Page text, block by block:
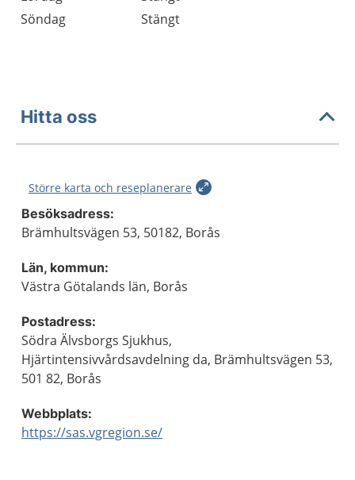
Söndag
Stängt
Hitta oss
Större karta och reseplanerare
Besöksadress:
Brämhultsvägen 53, 50182, Borås
Län, kommun:
Västra Götalands län, Borås
Postadress:
Södra Älvsborgs Sjukhus,
Hjärtintensivvårdsavdelning da, Brämhultsvägen 53,
501 82, Borås
Webbplats:
https://sas.vgregion.se/